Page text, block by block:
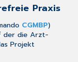
Praxis
CGMBP)
der die Arzt-
Projekt